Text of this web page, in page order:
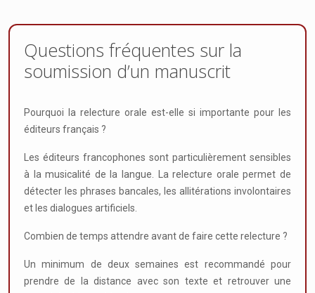
Questions fréquentes sur la
soumission d’un manuscrit
Pourquoi la relecture orale est-elle si importante pour les
éditeurs français ?
Les éditeurs francophones sont particulièrement sensibles
à la musicalité de la langue. La relecture orale permet de
détecter les phrases bancales, les allitérations involontaires
et les dialogues artificiels.
Combien de temps attendre avant de faire cette relecture ?
Un minimum de deux semaines est recommandé pour
prendre de la distance avec son texte et retrouver une